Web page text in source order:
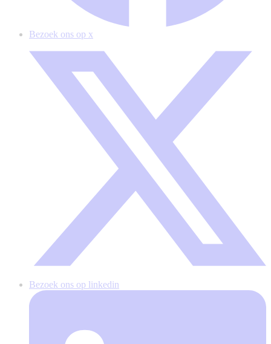
Bezoek ons op x
Bezoek ons op linkedin